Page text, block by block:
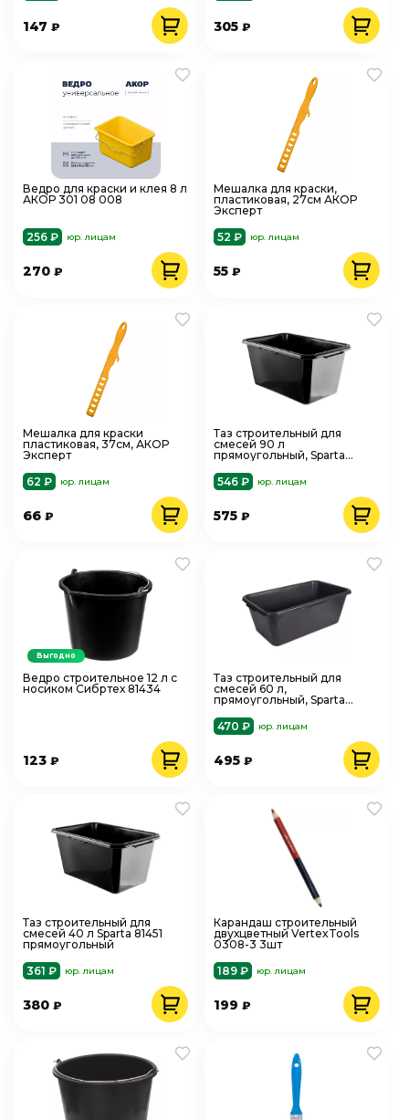
147 ₽ 305₽
Ведро для краски и клея 8 л
АКОР 301 08 008
256 ₽ юр. лицам
270 ₽
Мешалка для краски,
пластиковая, 27см АКОР
Эксперт
52 ₽
юр. лицам
55₽
Мешалка для краски
пластиковая, 37см, АКОР
Эксперт
62 ₽
юр. лицам
66 ₽
Таз строительный для
смесей 90 л
прямоугольный, Sparta
546 ₽
юр. лицам
575₽
Ведро строительное 12 л с
носиком Сибртех 81434
123 ₽
Выгодно
Таз строительный для
смесей 60 л,
прямоугольный, Sparta
470 ₽
юр. лицам
495₽
Таз строительный для
смесей 40 л Sparta 81451
прямоугольный
361 ₽
юр. лицам
380 ₽
Карандаш строительный
двухцветный VertexTools
0308-3 3шт
189 ₽
юр. лицам
199₽